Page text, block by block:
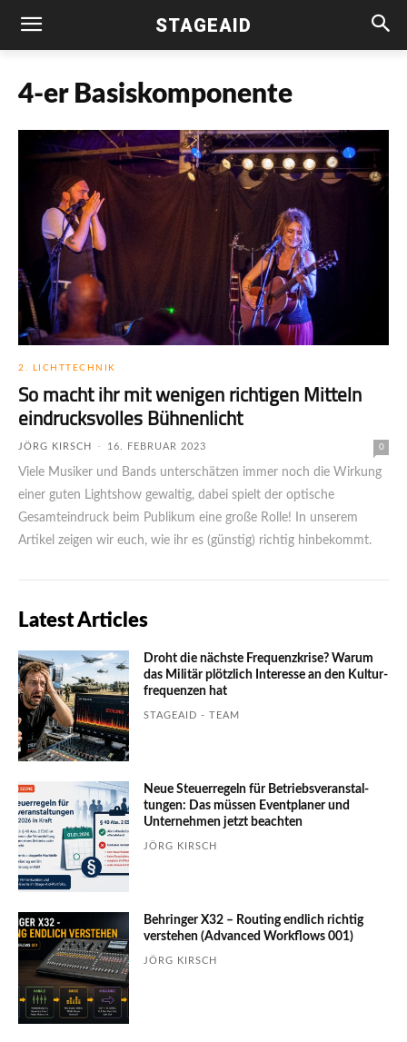
STAGEAID
4-er Basiskomponente
2. LICHTTECHNIK
So macht ihr mit wenigen richtigen Mitteln
eindrucksvolles Bühnenlicht
JÖRG KIRSCH - 16. FEBRUAR 2023 0
Viele Musiker und Bands unterschätzen immer noch die Wirkung
einer guten Lightshow gewaltig, dabei spielt der optische
Gesamteindruck beim Publikum eine große Rolle! In unserem
Artikel zeigen wir euch, wie ihr es (günstig) richtig hinbekommt.
Latest Articles
Droht die nächste Frequenzkrise? Warum
das Mili­tär plötzlich Inte­resse an den Kultur­
fre­quen­zen hat
STAGEAID - TEAM
Neue Steuerregeln für Betriebs­ver­an­stal­
tungen: Das müssen Event­planer und
Unter­nehmen jetzt beachten
JÖRG KIRSCH
Behringer X32 – Routing endlich richtig
verstehen (Advanced Workflows 001)
JÖRG KIRSCH